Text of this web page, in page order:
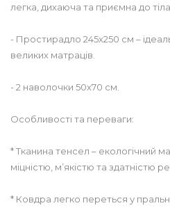
легка, дихаюча та приємна до тіла.
- Простирадло 245х250 см –
великих матраців.
- 2 наволочки 50х70 см.
Особливості та переваги:
* Тканина тенсел – екологічний
міцністю, м’якістю та здатністю
* Ковдра легко переться у